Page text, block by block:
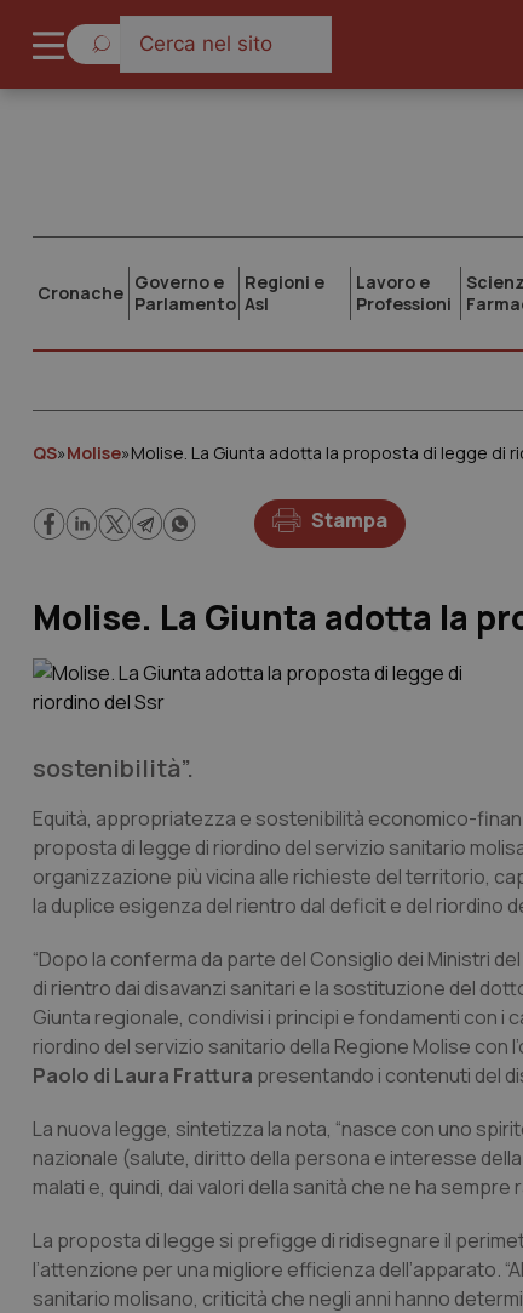
Cronache Governo e
Parlamento
Regioni e
Asl
Lavoro e
Professioni
QS»Molise»Molise. La Giunta adotta la proposta di legge di
Stampa
Molise. La Giunta adotta la
sostenibilità”.
Equità, appropriatezza e sostenibilità economico-
proposta di legge di riordino del servizio sanitario
organizzazione più vicina alle richieste del territorio,
la duplice esigenza del rientro dal deficit e del riordino
“Dopo la conferma da parte del Consiglio dei Ministri
di rientro dai disavanzi sanitari e la sostituzione del
Giunta regionale, condivisi i principi e fondamenti con
riordino del servizio sanitario della Regione Molise con
Paolo di Laura Frattura presentando i contenuti del
La nuova legge, sintetizza la nota, “nasce con uno
nazionale (salute, diritto della persona e interesse
malati e, quindi, dai valori della sanità che ne ha
La proposta di legge si prefigge di ridisegnare il
l’attenzione per una migliore efficienza dell’apparato.
sanitario molisano, criticità che negli anni hanno